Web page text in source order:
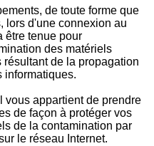
de toute forme que
lors d'une connexion au
être tenue pour
des matériels
de la propagation
informatiques.
vous appartient de prendre
de façon à protéger vos
de la contamination par
le réseau Internet.